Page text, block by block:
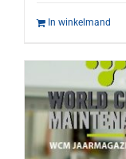
In winkelmand